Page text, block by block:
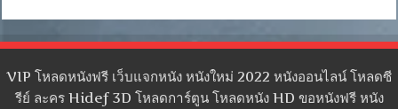
VIP โหลดหนังฟรี เว็บแจกหนัง หนังใหม่ 2022 หนังออนไลน์ โหลดซี
รีย์ ละคร Hidef 3D โหลดการ์ตูน โหลดหนัง HD ขอหนังฟรี หนัง